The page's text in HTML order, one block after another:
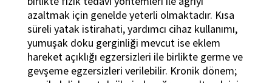
azaltmak için genelde yeterli olmaktadır. Kısa
süreli yatak istirahati, yardımcı cihaz kullanımı,
yumuşak doku gerginliği mevcut ise eklem
hareket açıklığı egzersizleri ile birlikte germe ve
gevşeme egzersizleri verilebilir. Kronik dönem;